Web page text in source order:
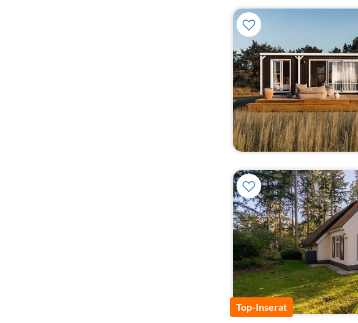
Top-Inserat